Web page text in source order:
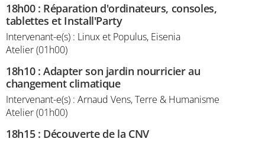
18h00: Réparation d'ordinateurs, consoles,
tablettes et Install'Party
Intervenant-e(s) : Linux et Populus, Eisenia
Atelier (01h00)
18h10:Adapter son jardin nourricier au
changement climatique
Intervenant-e(s) : Arnaud Vens, Terre & Humanisme
Atelier (01h00)
18h15: Découverte de la CNV